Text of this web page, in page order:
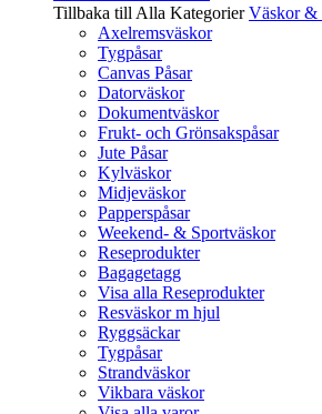
Tillbaka till Alla Kategorier Väskor &
Axelremsväskor
Tygpåsar
Canvas Påsar
Datorväskor
Dokumentväskor
Frukt- och Grönsakspåsar
Jute Påsar
Kylväskor
Midjeväskor
Papperspåsar
Weekend- & Sportväskor
Reseprodukter
Bagagetagg
Visa alla Reseprodukter
Resväskor m hjul
Ryggsäckar
Tygpåsar
Strandväskor
Vikbara väskor